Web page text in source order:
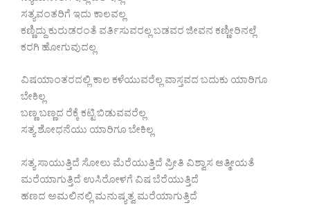
ಸತ್ಯವಂತರಿಗೆ ಇದು ಕಾಲವಲ್ಲ
ಕಣ್ಣಿದ್ದು ಕುರುಡರಂತೆ ವರ್ತಿಸುವರಲ್ಲ ಬಡವರ ಜೀವನ ಕಣ್ಣೀರಿನಲ್ಲೆ
ಕರಗಿ ಹೋಗುವುದಲ್ಲ
ವಿಷಯಾಂತರದಲ್ಲಿ ಕಾಲ ಕಳೆಯುವರೆಲ್ಲ ವಾಸ್ತವದ ಬದುಕು ಯಾರಿಗೂ
ಬೇಕಿಲ್ಲ
ಬಣ್ಣ ಬಣ್ಣದ ರೆಕ್ಕೆ ಕಟ್ಟಿ ಬಿಡುವವರೆಲ್ಲ
ಸತ್ಯ ಶೋಧನೆಯು ಯಾರಿಗೂ ಬೇಕಿಲ್ಲ
ಸತ್ಯ ಸಾಯುತ್ತಿದೆ ಸೋಲು ಮೆರೆಯುತ್ತಿದೆ ಪ್ರೀತಿ ವಿಶ್ವಾಸ ಆತ್ಮೀಯತೆ
ಮರೆಯಾಗುತ್ತಿದೆ ಉಸಿರೋಳಗೆ ವಿಷ ಬೆರೆಯುತ್ತಿದೆ
ಹಣದ ಅಮಲಿನಲ್ಲಿ ಮನುಷ್ಯತ್ವ ಮರೆಯಾಗುತ್ತಿದೆ